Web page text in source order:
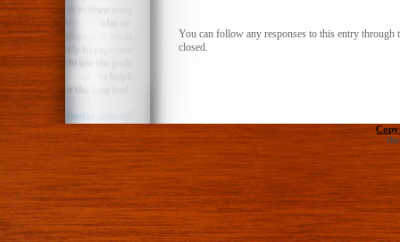
You can follow any responses to this entry through
closed.